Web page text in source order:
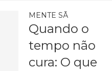
MENTE SÃ
Quando o
tempo não
cura: O que